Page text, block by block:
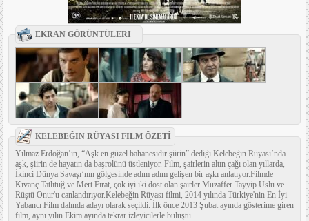
EKRAN GÖRÜNTÜLERI
KELEBEĞIN RÜYASI FILM ÖZETİ
Yılmaz Erdoğan’ın, “Aşk en güzel bahanesidir şiirin” dediği Kelebeğin Rüyası’nda
aşk, şiirin de hayatın da başrolünü üstleniyor. Film, şairlerin altın çağı olan yıllarda,
İkinci Dünya Savaşı’nın gölgesinde adım adım gelişen bir aşkı anlatıyor.Filmde
Kıvanç Tatlıtuğ ve Mert Fırat, çok iyi iki dost olan şairler Muzaffer Tayyip Uslu ve
Rüştü Onur'u canlandırıyor.Kelebeğin Rüyası filmi, 2014 yılında Türkiye'nin En İyi
Yabancı Film dalında adayı olarak seçildi. İlk önce 2013 Şubat ayında gösterime giren
film, aynı yılın Ekim ayında tekrar izleyicilerle buluştu.